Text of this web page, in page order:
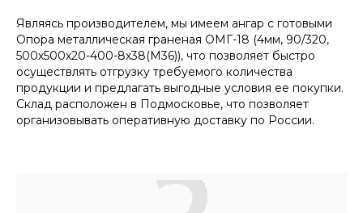
Являясь производителем, мы имеем ангар с готовыми
Опора металлическая граненая ОМГ-18 (4мм, 90/320,
500х500х20-400-8х38(М36)), что позволяет быстро
осуществлять отгрузку требуемого количества
продукции и предлагать выгодные условия ее покупки.
Склад расположен в Подмосковье, что позволяет
организовывать оперативную доставку по России.